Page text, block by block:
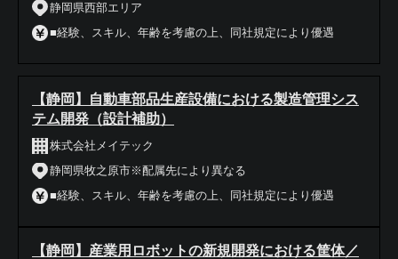
静岡県西部エリア
■経験、スキル、年齢を考慮の上、同社規定により優遇
【静岡】自動車部品生産設備における製造管理シス
テム開発（設計補助）
株式会社メイテック
静岡県牧之原市※配属先により異なる
■経験、スキル、年齢を考慮の上、同社規定により優遇
【静岡】産業用ロボットの新規開発における筐体／